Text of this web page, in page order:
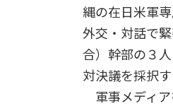
縄の在日米軍
外交・対話で
合）幹部の３
対決議を採択
軍事メディア